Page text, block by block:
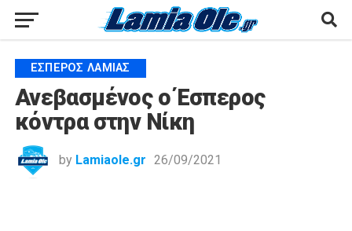
ΈΣΠΕΡΟΣ ΛΑΜΊΑΣ
Ανεβασμένος ο Έσπερος
κόντρα στην Νίκη
by Lamiaole.gr 26/09/2021